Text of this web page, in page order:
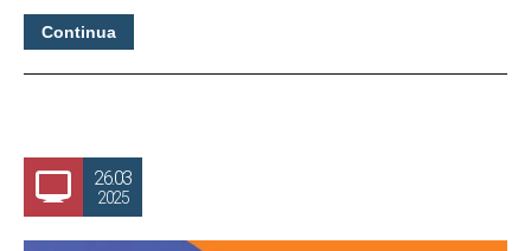
Continua
26.03
2025